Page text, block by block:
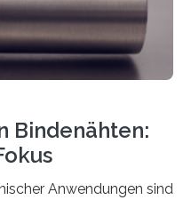
Bindenähten:
Anwendungen sind